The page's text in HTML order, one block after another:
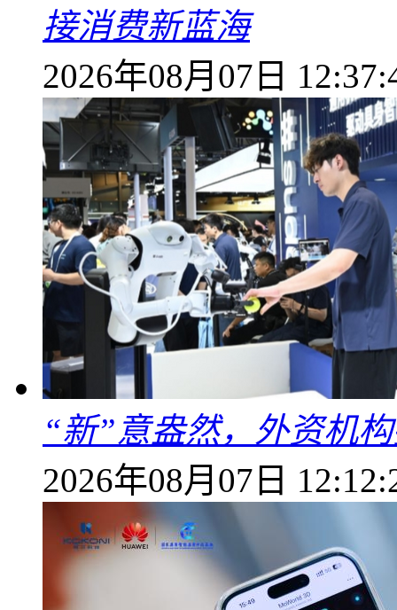
接消费新蓝海
2026年08月07日
“新”意盎然，外资机
2026年08月07日